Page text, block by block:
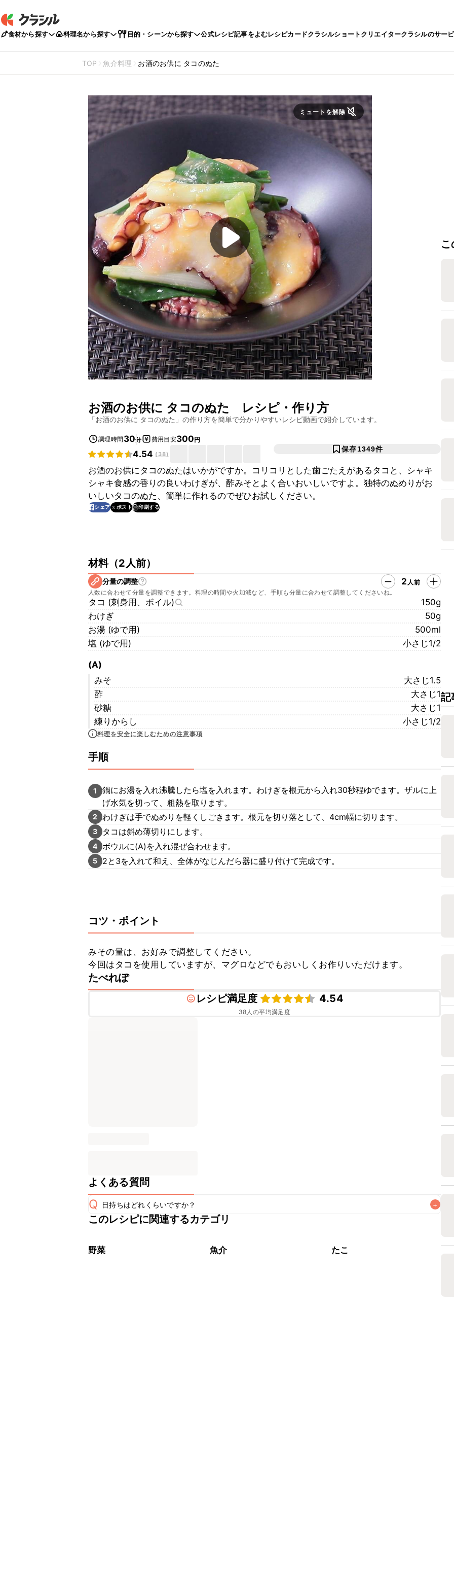
食材から探す 料理名から探す 目的・シーンから探す 公式レシピ記事をよむレシピカードクラシルショートクリエイタークラシルのサー
TOP 魚介料理 お酒のお供に タコのぬた
ミュートを解除
お酒のお供に タコのぬた レシピ・作り方
「お酒のお供に タコのぬた 」の作り方を簡単で分かりやすいレシピ動画で紹介しています。
調理時間 30分 費用目安300円
4.54 ( 38)
保存1349件
お酒のお供にタコのぬたはいかがですか。コリコリとした歯ごたえがあるタコと、シャキ
シャキ食感の香りの良いわけぎが、酢みそとよく合いおいしいですよ。独特のぬめりがお
いしいタコのぬた、簡単に作れるのでぜひお試しください。
シェア ポスト 印刷する
材料（2人前）
分量の調整 2 人前
人数に合わせて分量を調整できます。料理の時間や火加減など、手順も分量に合わせて調整してくださいね。
タコ (刺身用、ボイル)
150g
わけぎ
50g
お湯 (ゆで用)
500ml
塩 (ゆで用)
小さじ1/2
(A)
みそ
大さじ1.5
酢
大さじ1
砂糖
大さじ1
練りからし
小さじ1/2
料理を安全に楽しむための注意事項
手順
1
鍋にお湯を入れ沸騰したら塩を入れます。わけぎを根元から入れ30秒程ゆでます。ザルに上
げ水気を切って、粗熱を取ります。
2 わけぎは手でぬめりを軽くしごきます。根元を切り落として、4cm幅に切ります。
3 タコは斜め薄切りにします。
4 ボウルに(A)を入れ混ぜ合わせます。
5 2と3を入れて和え、全体がなじんだら器に盛り付けて完成です。
コツ・ポイント
みその量は、お好みで調整してください。
今回はタコを使用していますが、マグロなどでもおいしくお作りいただけます。
たべれぽ
レシピ満足度
4.54
38人の平均満足度
よくある質問
Q 日持ちはどれくらいですか？ +
保存期間は冷蔵で当日中が目安です。なるべくお早めにお召し上がりください。
※日持ちは目安です。
このレシピに関連するカテゴリ
野菜 魚介 たこ
記